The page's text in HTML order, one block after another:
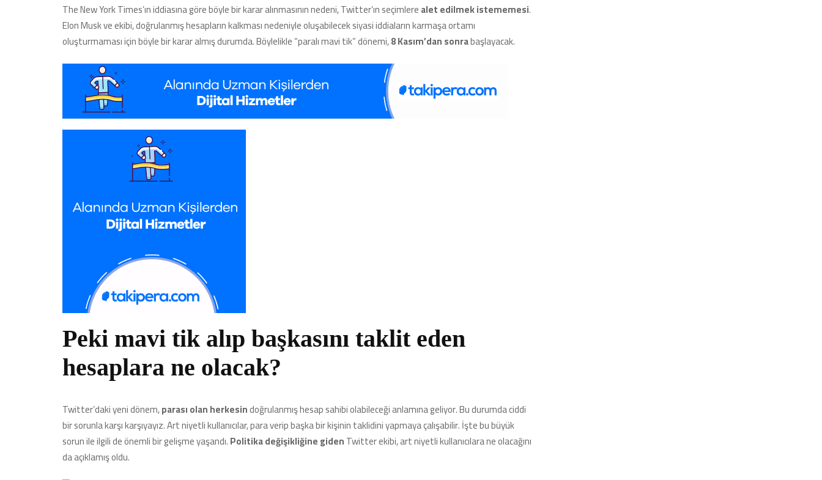
The New York Times’ın iddiasına göre böyle bir karar alınmasının nedeni, Twitter’ın seçimlerealet edilmek istememesi.
Elon Musk ve ekibi, doğrulanmış hesapların kalkması nedeniyle oluşabilecek siyasi iddiaların karmaşa ortamı
oluşturmaması için böyle bir karar almış durumda. Böylelikle “paralı mavi tik” dönemi,8 Kasım’dan sonrabaşlayacak.
Peki mavi tik alıp başkasını taklit eden
hesaplara ne olacak?
Twitter’daki yeni dönem,parası olan herkesindoğrulanmış hesap sahibi olabileceği anlamına geliyor. Bu durumda ciddi
bir sorunla karşı karşıyayız. Art niyetli kullanıcılar, para verip başka bir kişinin taklidini yapmaya çalışabilir. İşte bu büyük
sorun ile ilgili de önemli bir gelişme yaşandı.Politika değişikliğine gidenTwitter ekibi, art niyetli kullanıcılara ne olacağını
da açıklamış oldu.